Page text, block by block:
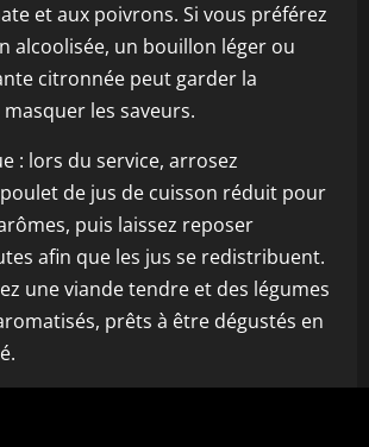
et aux poivrons. Si vous préférez
alcoolisée, un bouillon léger ou
citronnée peut garder la
les saveurs.
: lors du service, arrosez
de jus de cuisson réduit pour
puis laissez reposer
afin que les jus se redistribuent.
une viande tendre et des légumes
prêts à être dégustés en